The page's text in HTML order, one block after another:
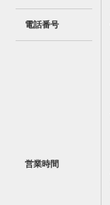
電話番号
営業時間